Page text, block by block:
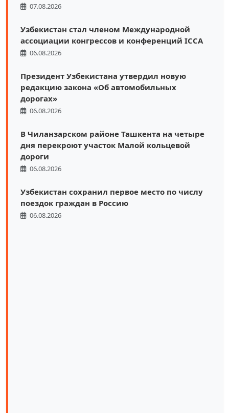
07.08.2026
Узбекистан стал членом Международной
ассоциации конгрессов и конференций ICCA
06.08.2026
Президент Узбекистана утвердил новую
редакцию закона «Об автомобильных
дорогах»
06.08.2026
В Чиланзарском районе Ташкента на четыре
дня перекроют участок Малой кольцевой
дороги
06.08.2026
Узбекистан сохранил первое место по числу
поездок граждан в Россию
06.08.2026